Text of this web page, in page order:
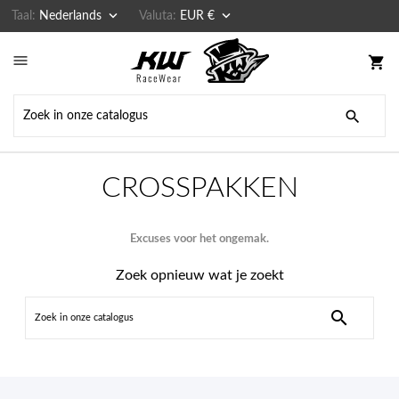
Taal: Nederlands  Valuta: EUR € 
 shopping_cart

CROSSPAKKEN
Excuses voor het ongemak.
Zoek opnieuw wat je zoekt
